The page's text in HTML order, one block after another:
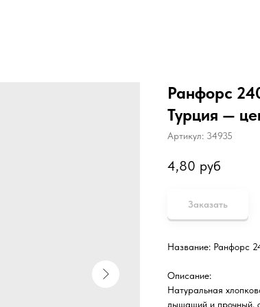
Ранфорс
Турция —
Артикул: 34935
4,80 руб
Заказать
Название: Ранфорс
Описание:
Натуральная
дышащий и прочный,